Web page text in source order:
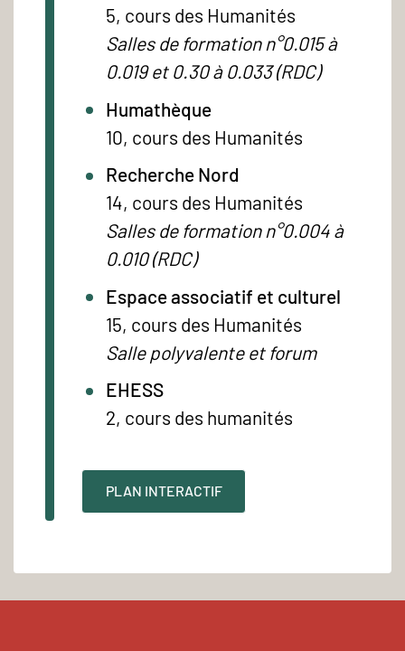
5, cours des Humanités
Salles de formation n°0.015 à
0.019 et 0.30 à 0.033 (RDC)
Humathèque
10, cours des Humanités
Recherche Nord
14, cours des Humanités
Salles de formation n°0.004 à
0.010 (RDC)
Espace associatif et culturel
15, cours des Humanités
Salle polyvalente et forum
EHESS
2, cours des humanités
PLAN INTERACTIF